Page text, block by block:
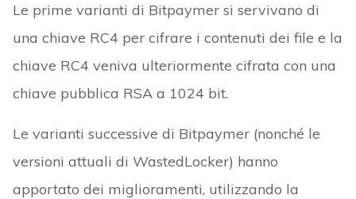
Le prime varianti di Bitpaymer si servivano di
una chiave RC4 per cifrare i contenuti dei file e la
chiave RC4 veniva ulteriormente cifrata con una
chiave pubblica RSA a 1024 bit.
Le varianti successive di Bitpaymer (nonché le
versioni attuali di WastedLocker) hanno
apportato dei miglioramenti, utilizzando la